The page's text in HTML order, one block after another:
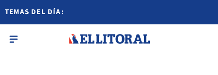
TEMAS DEL DÍA: